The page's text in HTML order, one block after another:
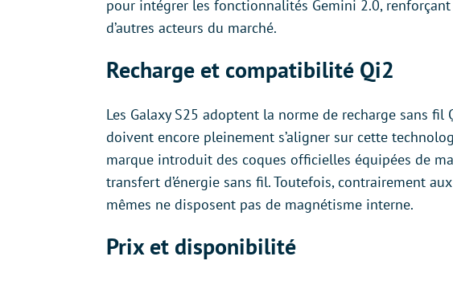
pour intégrer les fonctionnalités Gemini 2.0,
d’autres acteurs du marché.
Recharge et compatibilité Qi2
Les Galaxy S25 adoptent la norme de recharge sans fil
doivent encore pleinement s’aligner sur cette
marque introduit des coques officielles équipées de
transfert d’énergie sans fil. Toutefois, contrairement
mêmes ne disposent pas de magnétisme interne.
Prix et disponibilité